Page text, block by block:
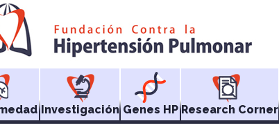
Investigación Genes HP Research Corner